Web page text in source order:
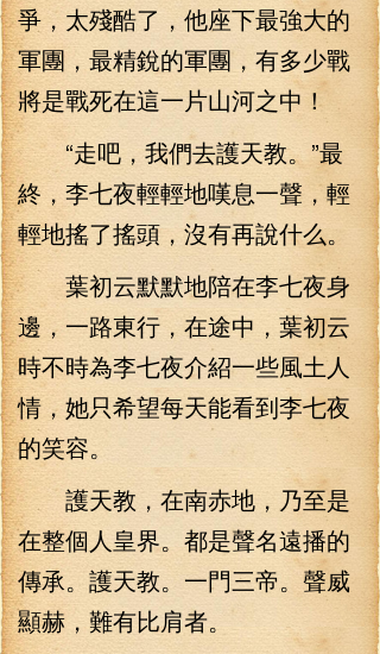
爭，太殘酷了，他座下最強大的
軍團，最精銳的軍團，有多少戰
將是戰死在這一片山河之中！
“走吧，我們去護天教。”最
終，李七夜輕輕地嘆息一聲，輕
輕地搖了搖頭，沒有再說什么。
葉初云默默地陪在李七夜身
邊，一路東行，在途中，葉初云
時不時為李七夜介紹一些風土人
情，她只希望每天能看到李七夜
的笑容。
護天教，在南赤地，乃至是
在整個人皇界。都是聲名遠播的
傳承。護天教。一門三帝。聲威
顯赫，難有比肩者。